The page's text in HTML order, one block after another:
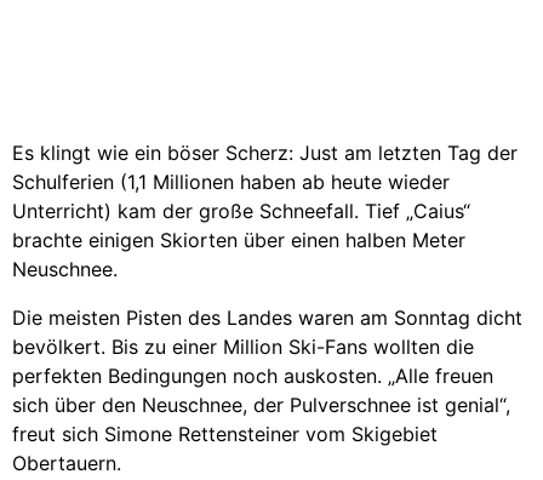
Es klingt wie ein böser Scherz: Just am letzten Tag der
Schulferien (1,1 Millionen haben ab heute wieder
Unterricht) kam der große Schneefall. Tief „Caius“
brachte einigen Skiorten über einen halben Meter
Neuschnee.
Die meisten Pisten des Landes waren am Sonntag dicht
bevölkert. Bis zu einer Million Ski-Fans wollten die
perfekten Bedingungen noch auskosten. „Alle freuen
sich über den Neuschnee, der Pulverschnee ist genial“,
freut sich Simone Rettensteiner vom Skigebiet
Obertauern.